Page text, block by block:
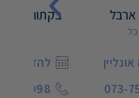
בקתות טוסקנה
להזמנה אונליין
073-7587098